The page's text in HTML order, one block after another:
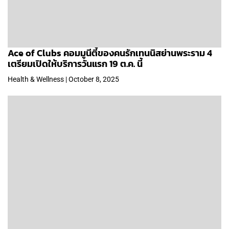
Ace of Clubs คอมมูนีตี้ของคนรักเทนนิสย่านพระราม 4
เตรียมเปิดให้บริการวันแรก 19 ต.ค. นี้
Health & Wellness | October 8, 2025